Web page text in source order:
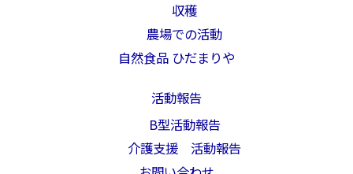
収穫
農場での活動
自然食品 ひだまりや
活動報告
B型活動報告
介護支援 活動報告